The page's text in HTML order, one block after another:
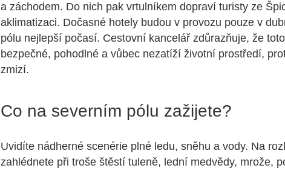
a záchodem. Do nich pak vrtulníkem dopraví turisty ze
aklimatizaci. Dočasné hotely budou v provozu pouze v
pólu nejlepší počasí. Cestovní kancelář zdůrazňuje, že
bezpečné, pohodlné a vůbec nezatíží životní prostředí,
zmizí.
Co na severním pólu zažijete?
Uvidíte nádherné scenérie plné ledu, sněhu a vody. Na
zahlédnete při troše štěstí tuleně, lední medvědy, mrože,